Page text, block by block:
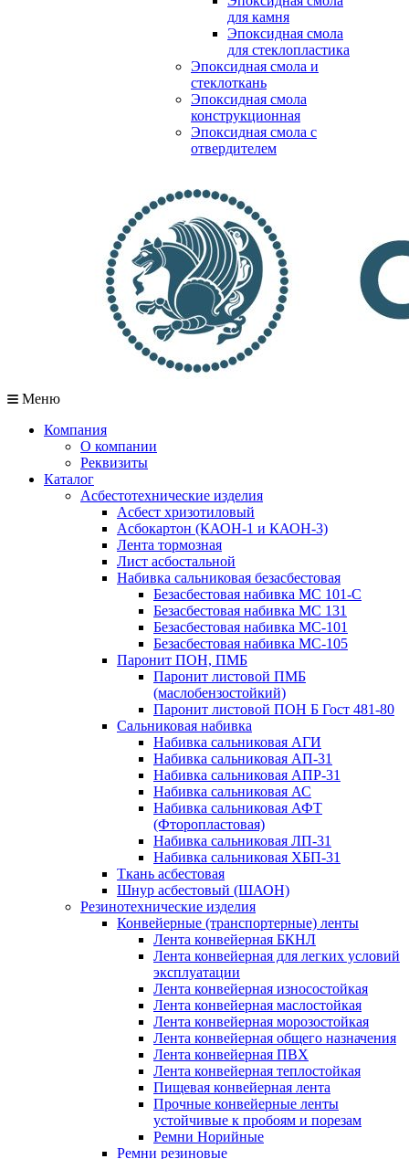
для камня
Эпоксидная смола
для стеклопластика
Эпоксидная смола и
стеклоткань
Эпоксидная смола
конструкционная
Эпоксидная смола с
отвердителем
Меню
Компания
О компании
Реквизиты
Каталог
Асбестотехнические изделия
Асбест хризотиловый
Асбокартон (КАОН-1 и КАОН-3)
Лента тормозная
Лист асбостальной
Набивка сальниковая безасбестовая
Безасбестовая набивка МС 101-С
Безасбестовая набивка МС 131
Безасбестовая набивка МС-101
Безасбестовая набивка МС-105
Паронит ПОН, ПМБ
Паронит листовой ПМБ
(маслобензостойкий)
Паронит листовой ПОН Б Гост 481-80
Сальниковая набивка
Набивка сальниковая АГИ
Набивка сальниковая АП-31
Набивка сальниковая АПР-31
Набивка сальниковая АС
Набивка сальниковая АФТ
(Фторопластовая)
Набивка сальниковая ЛП-31
Набивка сальниковая ХБП-31
Ткань асбестовая
Шнур асбестовый (ШАОН)
Резинотехнические изделия
Конвейерные (транспортерные) ленты
Лента конвейерная БКНЛ
Лента конвейерная для легких условий
эксплуатации
Лента конвейерная износостойкая
Лента конвейерная маслостойкая
Лента конвейерная морозостойкая
Лента конвейерная общего назначения
Лента конвейерная ПВХ
Лента конвейерная теплостойкая
Пищевая конвейерная лента
Прочные конвейерные ленты
устойчивые к пробоям и порезам
Ремни Норийные
Ремни резиновые